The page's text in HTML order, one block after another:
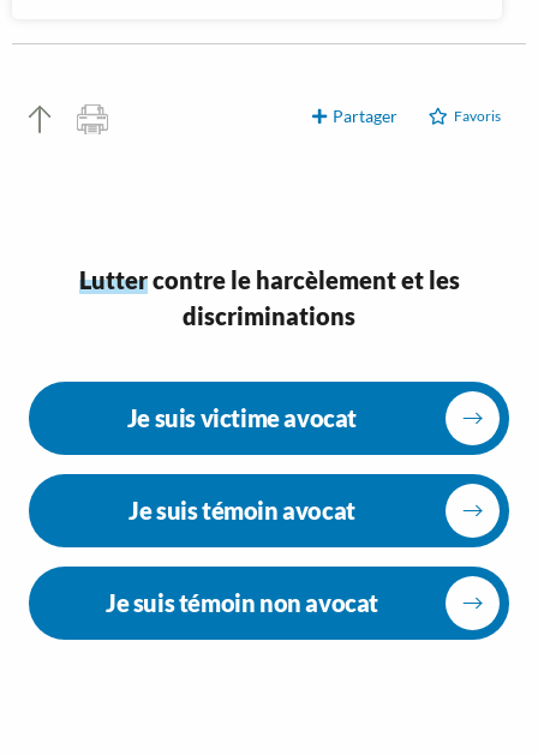
Partager Favoris
Luttercontre le harcèlement et les
discriminations
Je suis victime avocat
Je suis témoin avocat
Je suis témoin non avocat